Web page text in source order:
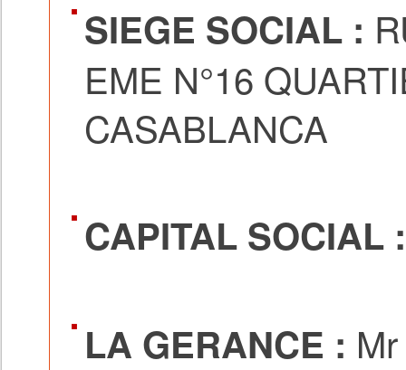
SIEGE SOCIAL :
EME N°16
CASABLANCA
CAPITAL SOCIAL
LA GERANCE :